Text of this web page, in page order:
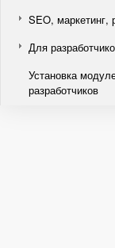
SEO, маркетинг,
Для
Установка
разработчиков